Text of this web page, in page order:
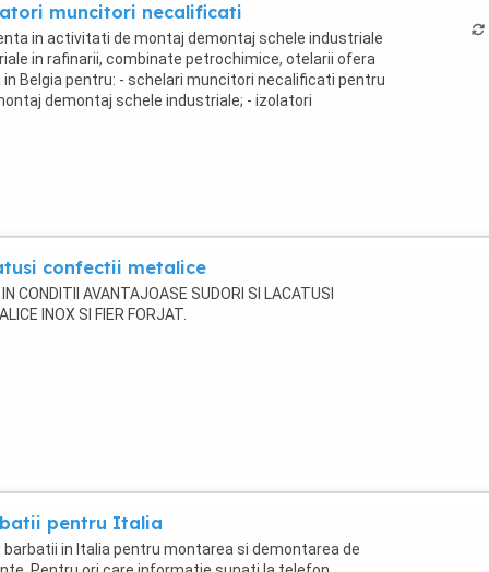
muncitori necalificati
in activitati de montaj demontaj schele industriale
in rafinarii, combinate petrochimice, otelarii ofera
in Belgia pentru: - schelari muncitori necalificati pentru
demontaj schele industriale; - izolatori
...
confectii metalice
CONDITII AVANTAJOASE SUDORI SI LACATUSI
INOX SI FIER FORJAT.
pentru Italia
barbatii in Italia pentru montarea si demontarea de